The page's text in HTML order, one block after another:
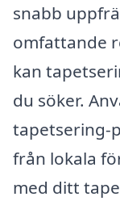
snabb
omfattande
kan
du söker.
tapetsering-
från lokala
med ditt